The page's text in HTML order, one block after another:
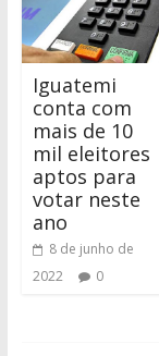
Iguatemi
conta com
mais de 10
mil eleitores
aptos para
votar neste
ano
8 de junho de
2022
0